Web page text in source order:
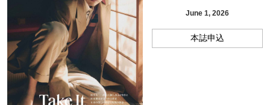
June 1, 2026
本誌申込